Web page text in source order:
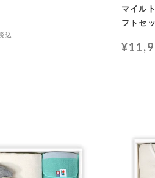
込
マイル
フトセ
¥